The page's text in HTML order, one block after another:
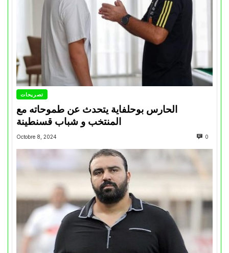
تصريحات
الحارس بوحلفاية يتحدث عن طموحاته مع
المنتخب و شباب قسنطينة
Octobre 8, 2024 0